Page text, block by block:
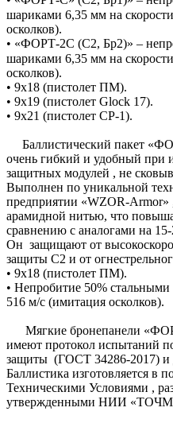
шариками 6,35 мм на
осколков).
• «ФОРТ-2С (С2, Бр2)» –
шариками 6,35 мм на
осколков).
• 9х18 (пистолет ПМ).
• 9х19 (пистолет Glock 17).
• 9х21 (пистолет СР-1).
Баллистический пакет
очень гибкий и удобный при
защитных модулей , не
Выполнен по уникальной
предприятии «WZOR-
арамидной нитью, что
сравнению с аналогами на
Он защищают от
защиты С2 и от
• 9х18 (пистолет ПМ).
• Непробитие 50%
516 м/с (имитация осколков).
Мягкие бронепанели
имеют протокол испытаний
защиты (ГОСТ 34286-2017) и
Баллистика изготовляется в
Техническими Условиями ,
утвержденными НИИ